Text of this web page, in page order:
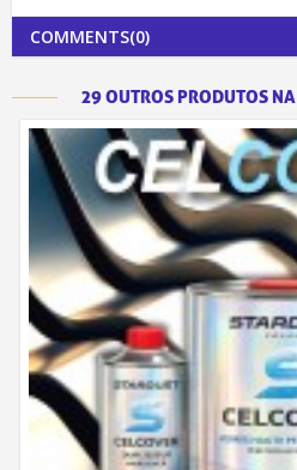
COMMENTS(0)
29 OUTROS PRODUTOS